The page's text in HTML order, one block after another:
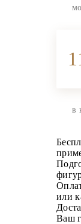
в
или
Ваш